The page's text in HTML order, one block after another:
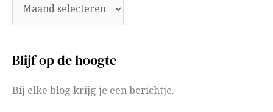
Blijf op de hoogte
Bij elke blog krijg je een berichtje.